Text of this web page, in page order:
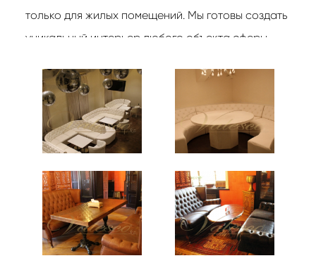
только для жилых помещений. Мы готовы создать
уникальный интерьер любого объекта сферы